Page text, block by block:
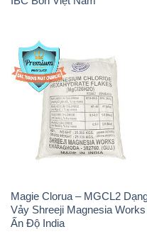
Magie Clorua – MGCL2 Dạng
Vảy Shreeji Magnesia Works
Ấn Độ India